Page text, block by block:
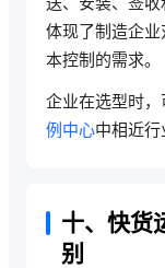
体现了制造企
本控制的需求。
企业在选型时
例中心中相近行
十、快货
别